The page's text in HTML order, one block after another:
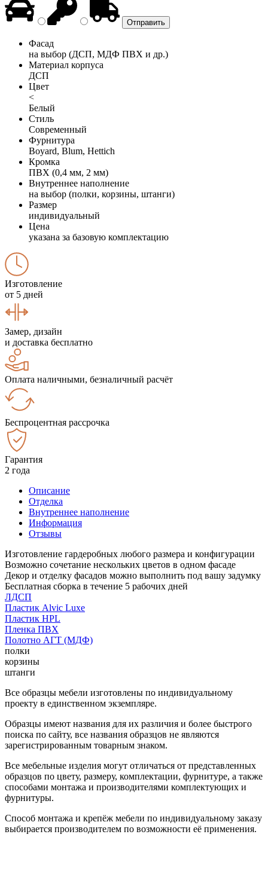
Фасад
на выбор (ДСП, МДФ ПВХ и др.)
Материал корпуса
ДСП
Цвет
<
Белый
Стиль
Современный
Фурнитура
Boyard, Blum, Hettich
Кромка
ПВХ (0,4 мм, 2 мм)
Внутреннее наполнение
на выбор (полки, корзины, штанги)
Размер
индивидуальный
Цена
указана за базовую комплектацию
Изготовление
от 5 дней
Замер, дизайн
и доставка бесплатно
Оплата наличными, безналичный расчёт
Беспроцентная рассрочка
Гарантия
2 года
Описание
Отделка
Внутреннее наполнение
Информация
Отзывы
Изготовление гардеробных любого размера и конфигурации
Возможно сочетание нескольких цветов в одном фасаде
Декор и отделку фасадов можно выполнить под вашу задумку
Бесплатная сборка в течение 5 рабочих дней
ЛДСП
Пластик Alvic Luxe
Пластик HPL
Пленка ПВХ
Полотно АГТ (МДФ)
полки
корзины
штанги
Все образцы мебели изготовлены по индивидуальному
проекту в единственном экземпляре.
Образцы имеют названия для их различия и более быстрого
поиска по сайту, все названия образцов не являются
зарегистрированным товарным знаком.
Все мебельные изделия могут отличаться от представленных
образцов по цвету, размеру, комплектации, фурнитуре, а также
способами монтажа и производителями комплектующих и
фурнитуры.
Способ монтажа и крепёж мебели по индивидуальному заказу
выбирается производителем по возможности её применения.